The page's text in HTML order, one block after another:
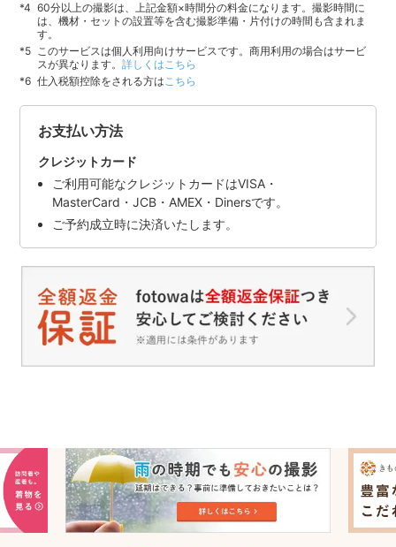
60分以上の撮影は、上記金額×時間分の料金になります。撮影時間に
は、機材・セットの設置等を含む撮影準備・片付けの時間も含まれま
す。
このサービスは個人利用向けサービスです。商用利用の場合はサービ
スが異なります。詳しくはこちら
仕入税額控除をされる方はこちら
お支払い方法
クレジットカード
ご利用可能なクレジットカードはVISA・
MasterCard・JCB・AMEX・Dinersです。
ご予約成立時に決済いたします。